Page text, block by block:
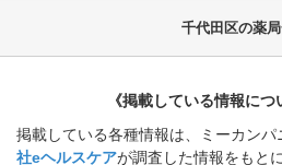
千代田区の薬
《掲載している情報につ
掲載している各種情報は、ミーカン
社eヘルスケアが調査した情報をもと